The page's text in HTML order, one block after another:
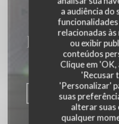
a audiência do
relacionadas
ou exibir
conteúdos
Clique em
'Recusar
'Personalizar'
suas
alterar suas
qualquer
La
|
RESERVAR